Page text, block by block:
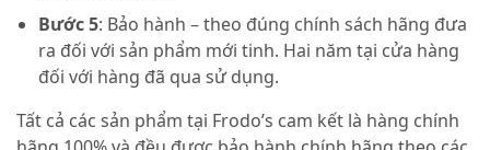
Bước 5: Bảo hành – theo đúng chính sách hãng đưa
ra đối với sản phẩm mới tinh. Hai năm tại cửa hàng
đối với hàng đã qua sử dụng.
Tất cả các sản phẩm tại Frodo’s cam kết là hàng chính